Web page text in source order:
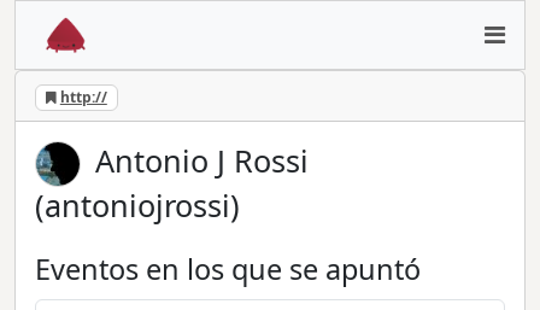
http://
Antonio J Rossi
(antoniojrossi)
Eventos en los que se apuntó